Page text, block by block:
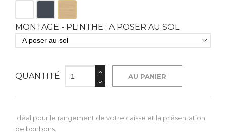
MONTAGE - PLINTHE : A POSER AU SOL
QUANTITÉ AU PANIER
Idéal pour le rangement de votre caisse et la présentation
de bonbons.